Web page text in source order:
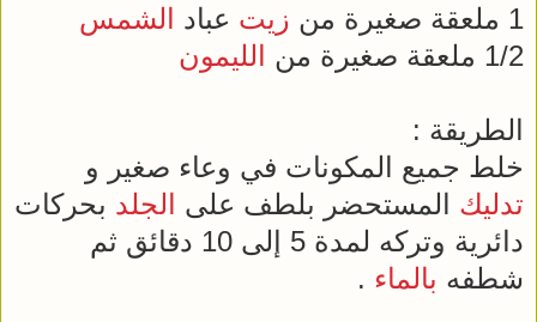
1 ملعقة صغيرة من
زيت عباد الشمس
1/2 ملعقة صغيرة من
الليمون
الطريقة :
خلط جميع المكونات في وعاء صغير و
تدليك المستحضر بلطف على الجلد بحركات
دائرية وتركه لمدة 5 إلى 10 دقائق ثم
شطفه بالماء .